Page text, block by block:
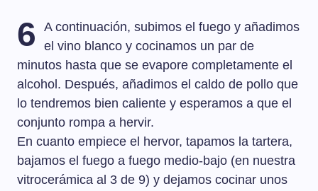
6
A continuación, subimos el fuego y añadimos
el vino blanco y cocinamos un par de
minutos hasta que se evapore completamente el
alcohol. Después, añadimos el caldo de pollo que
lo tendremos bien caliente y esperamos a que el
conjunto rompa a hervir.
En cuanto empiece el hervor, tapamos la tartera,
bajamos el fuego a fuego medio-bajo (en nuestra
vitrocerámica al 3 de 9) y dejamos cocinar unos